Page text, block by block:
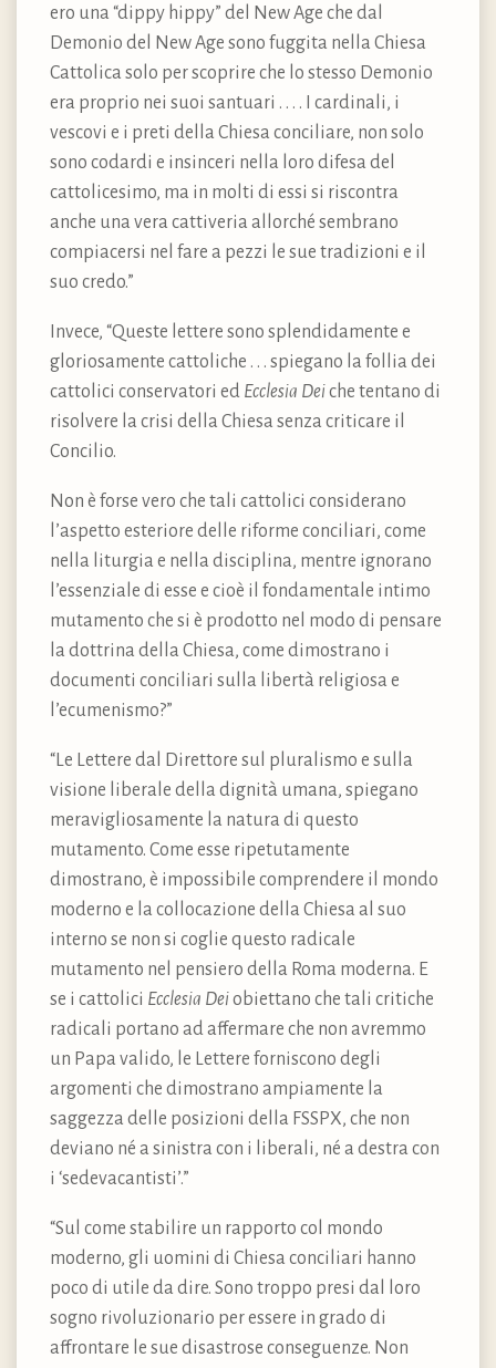
ero una “dippy hippy” del New Age che dal
Demonio del New Age sono fuggita nella Chiesa
Cattolica solo per scoprire che lo stesso Demonio
era proprio nei suoi santuari . . . . I cardinali, i
vescovi e i preti della Chiesa conciliare, non solo
sono codardi e insinceri nella loro difesa del
cattolicesimo, ma in molti di essi si riscontra
anche una vera cattiveria allorché sembrano
compiacersi nel fare a pezzi le sue tradizioni e il
suo credo.”
Invece, “Queste lettere sono splendidamente e
gloriosamente cattoliche . . . spiegano la follia dei
cattolici conservatori ed Ecclesia Deiche tentano di
risolvere la crisi della Chiesa senza criticare il
Concilio.
Non è forse vero che tali cattolici considerano
l’aspetto esteriore delle riforme conciliari, come
nella liturgia e nella disciplina, mentre ignorano
l’essenziale di esse e cioè il fondamentale intimo
mutamento che si è prodotto nel modo di pensare
la dottrina della Chiesa, come dimostrano i
documenti conciliari sulla libertà religiosa e
l’ecumenismo?”
“Le Lettere dal Direttore sul pluralismo e sulla
visione liberale della dignità umana, spiegano
meravigliosamente la natura di questo
mutamento. Come esse ripetutamente
dimostrano, è impossibile comprendere il mondo
moderno e la collocazione della Chiesa al suo
interno se non si coglie questo radicale
mutamento nel pensiero della Roma moderna. E
se i cattolici Ecclesia Deiobiettano che tali critiche
radicali portano ad affermare che non avremmo
un Papa valido, le Lettere forniscono degli
argomenti che dimostrano ampiamente la
saggezza delle posizioni della FSSPX, che non
deviano né a sinistra con i liberali, né a destra con
i ‘sedevacantisti’.”
“Sul come stabilire un rapporto col mondo
moderno, gli uomini di Chiesa conciliari hanno
poco di utile da dire. Sono troppo presi dal loro
sogno rivoluzionario per essere in grado di
affrontare le sue disastrose conseguenze. Non